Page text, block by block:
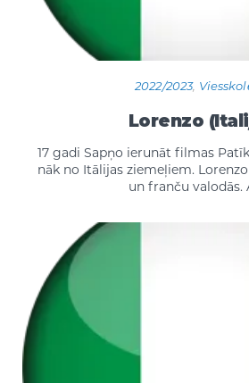
2022/2023,
Lorenzo
17 gadi Sapņo ierunāt filmas
nāk no Itālijas ziemeļiem.
un franču valodās.